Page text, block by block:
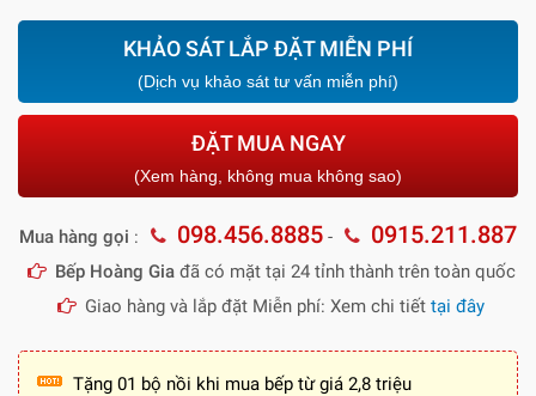
KHẢO SÁT LẮP ĐẶT MIỄN PHÍ
(Dịch vụ khảo sát tư vấn miễn phí)
ĐẶT MUA NGAY
(Xem hàng, không mua không sao)
Mua hàng gọi : 098.456.8885 - 0915.211.887
Bếp Hoàng Giađã có mặt tại 24 tỉnh thành trên toàn quốc
Giao hàng và lắp đặt Miễn phí: Xem chi tiết tại đây
Tặng 01 bộ nồi khi mua bếp từ giá 2,8 triệu